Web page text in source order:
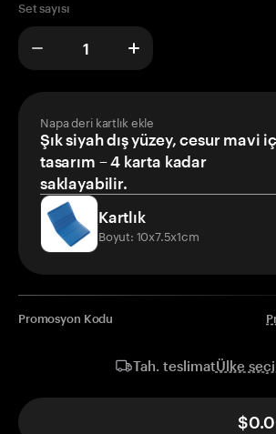
Set sayısı
Napa deri kartlık ekle
Şık siyah dış yüzey, cesur mavi iç
tasarım – 4 karta kadar
saklayabilir.
Kartlık
Boyut: 10x7.5x1cm
Promosyon Kodu
Tah. teslimatÜlke